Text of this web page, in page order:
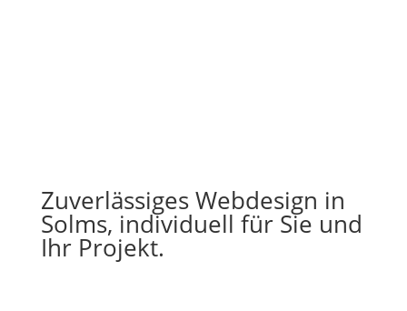
Zuverlässiges Webdesign in
Solms, individuell für Sie und
Ihr Projekt.